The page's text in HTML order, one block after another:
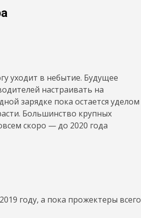
уходит в небытие. Будущее
настраивать на
зарядке пока остается уделом
Большинство крупных
скоро — до 2020 года
году, а пока прожектеры всего